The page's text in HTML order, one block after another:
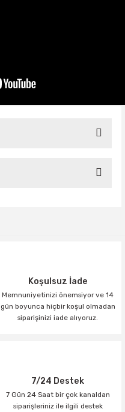
Koşulsuz İade
Memnuniyetinizi önemsiyor ve 14
gün boyunca hiçbir koşul olmadan
siparişinizi iade alıyoruz.
7/24 Destek
7 Gün 24 Saat bir çok kanaldan
siparişleriniz ile ilgili destek